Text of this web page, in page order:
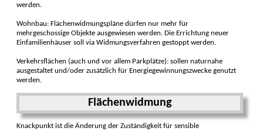
werden.
Wohnbau: Flächenwidmungspläne dürfen nur mehr für
mehrgeschossige Objekte ausgewiesen werden. Die Errichtung neuer
Einfamilienhäuser soll via Widmungsverfahren gestoppt werden.
Verkehrsflächen (auch und vor allem Parkplätze): sollen naturnahe
ausgestaltet und/oder zusätzlich für Energiegewinnungszwecke genutzt
werden.
Flächenwidmung
Knackpunkt ist die Änderung der Zuständigkeit für sensible